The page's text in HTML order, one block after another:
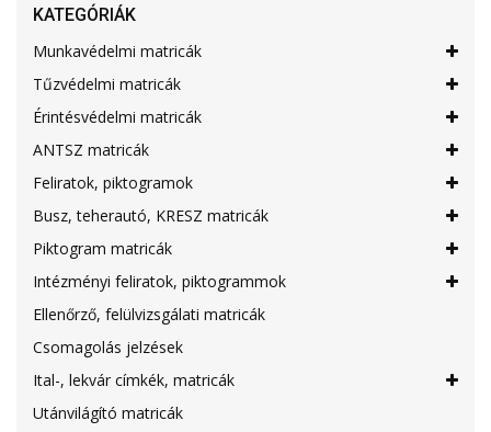
KATEGÓRIÁK
Munkavédelmi matricák
Tűzvédelmi matricák
Érintésvédelmi matricák
ANTSZ matricák
Feliratok, piktogramok
Busz, teherautó, KRESZ matricák
Piktogram matricák
Intézményi feliratok, piktogrammok
Ellenőrző, felülvizsgálati matricák
Csomagolás jelzések
Ital-, lekvár címkék, matricák
Utánvilágító matricák